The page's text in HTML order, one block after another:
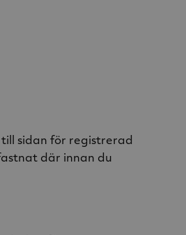
sidan för registrerad
där innan du